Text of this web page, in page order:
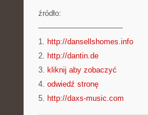
źródło:
———————————
1. http://dansellshomes.info
2. http://dantin.de
3. kliknij aby zobaczyć
4. odwiedź stronę
5. http://daxs-music.com